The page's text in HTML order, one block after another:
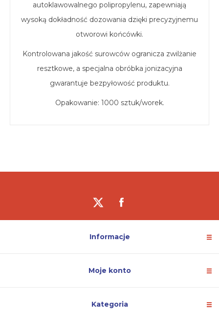
autoklawowalnego polipropylenu, zapewniają
wysoką dokładność dozowania dzięki precyzyjnemu
otworowi końcówki.
Kontrolowana jakość surowców ogranicza zwilżanie
resztkowe, a specjalna obróbka jonizacyjna
gwarantuje bezpyłowość produktu.
Opakowanie: 1000 sztuk/worek.
Informacje
Moje konto
Kategoria